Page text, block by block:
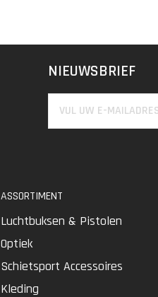
NIEUWSBRIEF
ASSORTIMENT
Luchtbuksen & Pistolen
Optiek
Schietsport Accessoires
Kleding